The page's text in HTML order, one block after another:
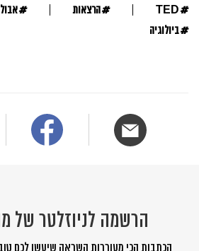
#
TED
#הרצאות #
#ביולוגיה
הרשמה לניוזלטר של
הכתבות הכי מעוררות השראה שיעשו לכם